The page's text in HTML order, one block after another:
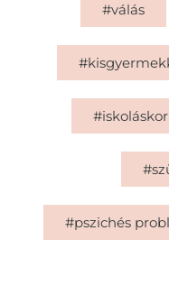
#válás
#iskoláskor
#pszichés